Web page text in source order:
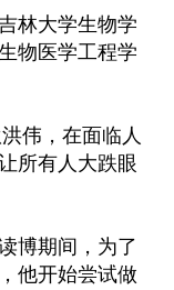
林大学生物学
物医学工程学
伟，在面临人
所有人大跌眼
博期间，为了
他开始尝试做